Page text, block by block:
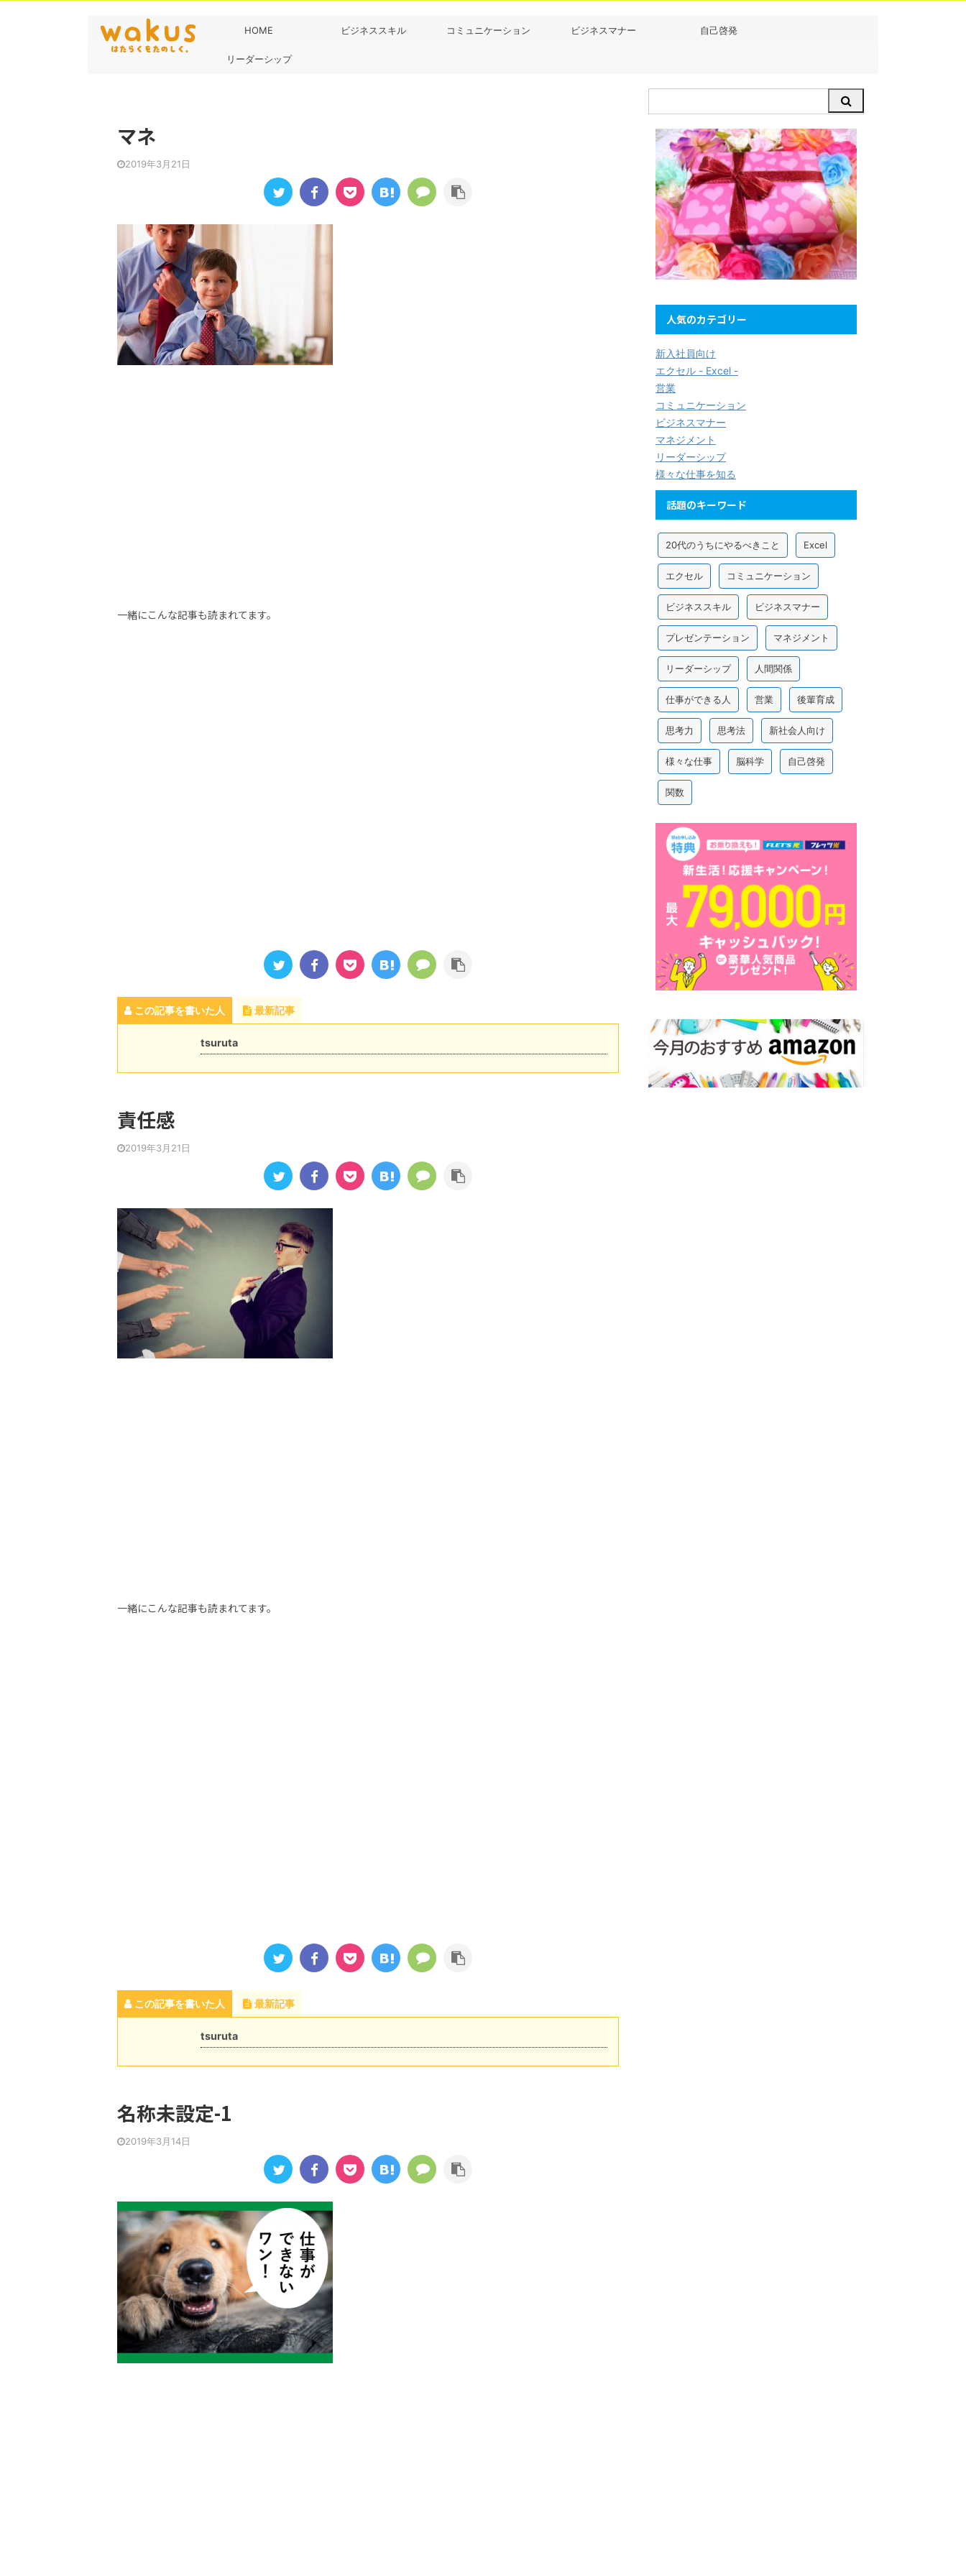
HOME ビジネススキル コミュニケーション ビジネスマナー 自己啓発
リーダーシップ
マネ
2019年3月21日
一緒にこんな記事も読まれてます。
この記事を書いた人 最新記事
tsuruta
責任感
2019年3月21日
一緒にこんな記事も読まれてます。
この記事を書いた人 最新記事
tsuruta
名称未設定-1
2019年3月14日
人気のカテゴリー
新入社員向け
エクセル - Excel -
営業
コミュニケーション
ビジネスマナー
マネジメント
リーダーシップ
様々な仕事を知る
話題のキーワード
20代のうちにやるべきこと Excel
エクセル コミュニケーション
ビジネススキル ビジネスマナー
プレゼンテーション マネジメント
リーダーシップ 人間関係
仕事ができる人 営業 後輩育成
思考力 思考法 新社会人向け
様々な仕事 脳科学 自己啓発
関数